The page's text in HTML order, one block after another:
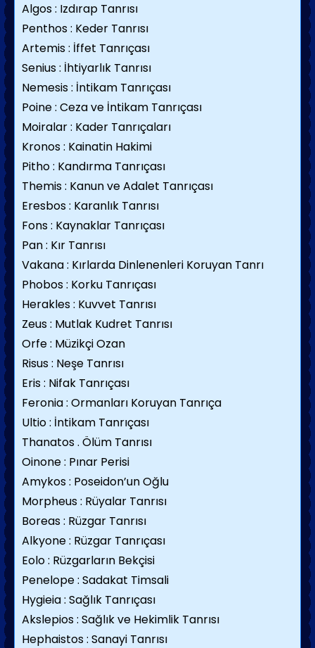
Algos : Izdırap Tanrısı
Penthos : Keder Tanrısı
Artemis : İffet Tanrıçası
Senius : İhtiyarlık Tanrısı
Nemesis : İntikam Tanrıçası
Poine : Ceza ve İntikam Tanrıçası
Moiralar : Kader Tanrıçaları
Kronos : Kainatin Hakimi
Pitho : Kandırma Tanrıçası
Themis : Kanun ve Adalet Tanrıçası
Eresbos : Karanlık Tanrısı
Fons : Kaynaklar Tanrıçası
Pan : Kır Tanrısı
Vakana : Kırlarda Dinlenenleri Koruyan Tanrı
Phobos : Korku Tanrıçası
Herakles : Kuvvet Tanrısı
Zeus : Mutlak Kudret Tanrısı
Orfe : Müzikçi Ozan
Risus : Neşe Tanrısı
Eris : Nifak Tanrıçası
Feronia : Ormanları Koruyan Tanrıça
Ultio : İntikam Tanrıçası
Thanatos . Ölüm Tanrısı
Oinone : Pınar Perisi
Amykos : Poseidon’un Oğlu
Morpheus : Rüyalar Tanrısı
Boreas : Rüzgar Tanrısı
Alkyone : Rüzgar Tanrıçası
Eolo : Rüzgarların Bekçisi
Penelope : Sadakat Timsali
Hygieia : Sağlık Tanrıçası
Akslepios : Sağlık ve Hekimlik Tanrısı
Hephaistos : Sanayi Tanrısı